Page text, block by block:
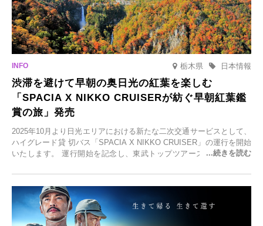
栃木県 日本情報
渋滞を避けて早朝の奥日光の紅葉を楽しむ
「SPACIA X NIKKO CRUISERが紡ぐ早朝紅葉鑑
賞の旅」発売
2025年10月より日光エリアにおける新たな二次交通サービスとして、
ハイグレード貸 切バス「SPACIA X NIKKO CRUISER」の運行を開始
いたします。 運行開始を記念し、東武トップツアーズ株式会社では
2025年9月12日(金)より発売いたします。